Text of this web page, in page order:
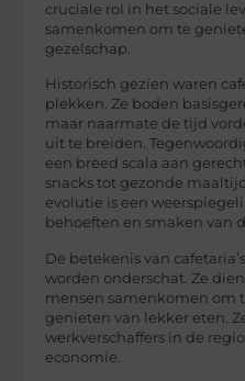
cruciale rol in het sociale
samenkomen om te
gezelschap.
Historisch gezien waren
plekken. Ze boden
maar naarmate de tijd
uit te breiden.
een breed scala aan
snacks tot gezonde
evolutie is een
behoeften en smaken van
De betekenis van
worden onderschat. Ze
mensen samenkomen om
genieten van lekker eten.
werkverschaffers in de
economie.